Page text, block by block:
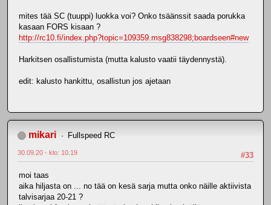
mites tää SC (tuuppi) luokka voi? Onko tsäänssit saada porukka
kasaan FORS kisaan ?
http://rc10.fi/index.php?topic=109359.msg838298;boardseen#new
Harkitsen osallistumista (mutta kalusto vaatii täydennystä).
edit: kalusto hankittu, osallistun jos ajetaan
mikari Fullspeed RC
#33
30.09.20 - klo: 10.19
moi taas
aika hiljasta on ... no tää on kesä sarja mutta onko näille aktiivista
talvisarjaa 20-21 ?